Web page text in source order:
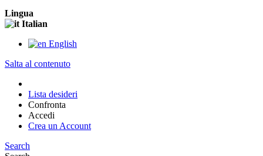
Lingua
Italian
English
Salta al contenuto
Lista desideri
Confronta
Accedi
Crea un Account
Search